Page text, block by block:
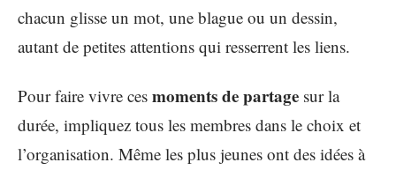
chacun glisse un mot, une blague ou un dessin,
autant de petites attentions qui resserrent les liens.
Pour faire vivre ces moments de partage sur la
durée, impliquez tous les membres dans le choix et
l’organisation. Même les plus jeunes ont des idées à